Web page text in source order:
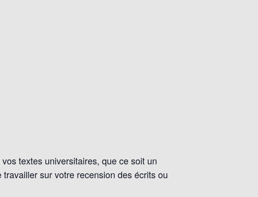
textes universitaires, que ce soit un
sur votre recension des écrits ou